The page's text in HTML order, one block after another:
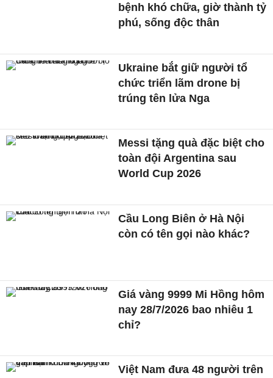
bệnh khó chữa, giờ thành tỷ
phú, sống độc thân
Ukraine bắt giữ người tổ
chức triển lãm drone bị
trúng tên lửa Nga
Messi tặng quà đặc biệt cho
toàn đội Argentina sau
World Cup 2026
Cầu Long Biên ở Hà Nội
còn có tên gọi nào khác?
Giá vàng 9999 Mi Hồng hôm
nay 28/7/2026 bao nhiêu 1
chỉ?
Việt Nam đưa 48 người trên